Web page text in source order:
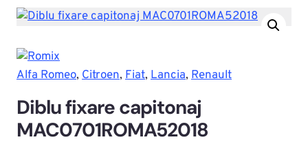
Alfa Romeo, Citroen, Fiat, Lancia, Renault
Diblu fixare capitonaj
MAC0701ROMA52018